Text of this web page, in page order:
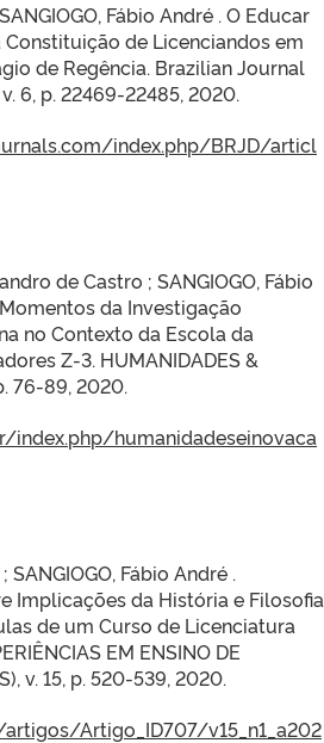
Fábio André . O Educar
Constituição de Licenciandos em
de Regência. Brazilian Journal
6, p. 22469-22485, 2020.
index.php/BRJD/articl
de Castro ; SANGIOGO, Fábio
da Investigação
no Contexto da Escola da
Z-3. HUMANIDADES &
76-89, 2020.
index.php/humanidadeseinovaca
SANGIOGO, Fábio André .
Implicações da História e Filosofia
de um Curso de Licenciatura
EM ENSINO DE
v. 15, p. 520-539, 2020.
Artigo_ID707/v15_n1_a202